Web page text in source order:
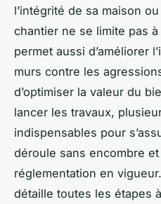
l’intégrité de sa maison
chantier ne se limite pas à
permet aussi d’améliorer
murs contre les
d’optimiser la valeur du
lancer les travaux,
indispensables pour
déroule sans encombre
réglementation en
détaille toutes les étapes